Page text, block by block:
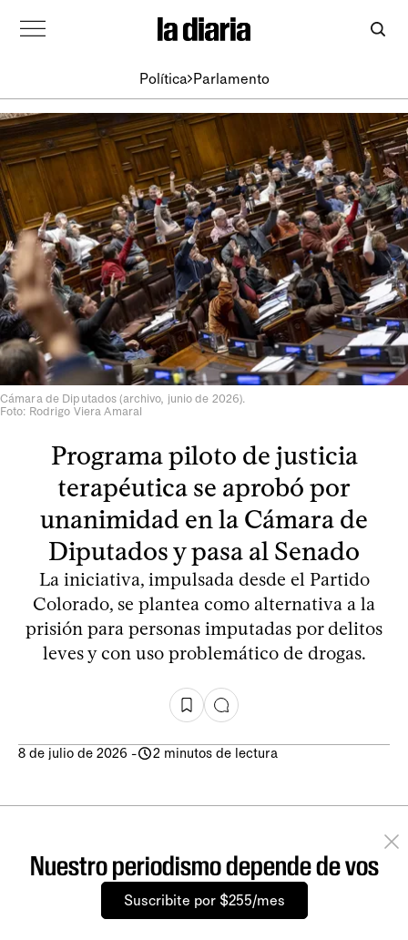
Política Parlamento
Cámara de Diputados (archivo, junio de 2026).
Foto: Rodrigo Viera Amaral
Programa piloto de justicia
terapéutica se aprobó por
unanimidad en la Cámara de
Diputados y pasa al Senado
La iniciativa, impulsada desde el Partido
Colorado, se plantea como alternativa a la
prisión para personas imputadas por delitos
leves y con uso problemático de drogas.
8 de julio de 2026 - 2 minutos de lectura
Nuestro periodismo depende de vos
Suscribite por $255/mes